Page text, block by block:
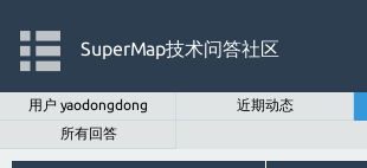
SuperMap技术问答社区
用户 yaodongdong 近期动态
所有回答